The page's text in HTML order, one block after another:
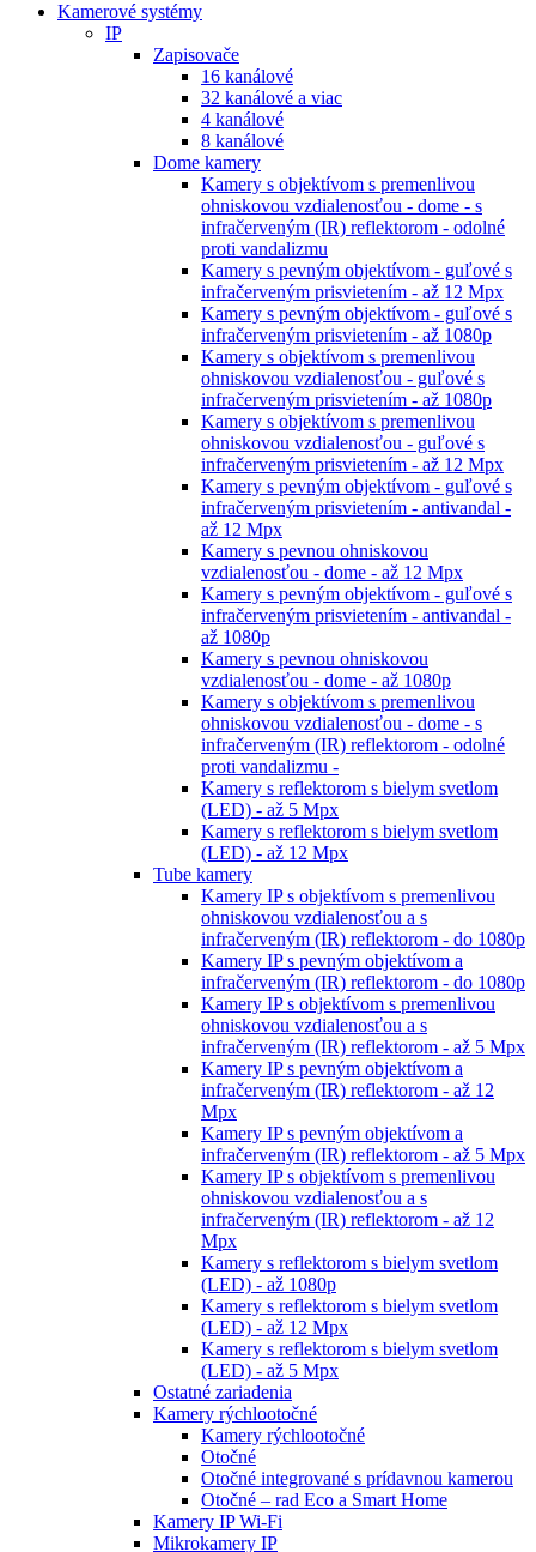
Kamerové systémy
IP
Zapisovače
16 kanálové
32 kanálové a viac
4 kanálové
8 kanálové
Dome kamery
Kamery s objektívom s premenlivou
ohniskovou vzdialenosťou - dome - s
infračerveným (IR) reflektorom - odolné
proti vandalizmu
Kamery s pevným objektívom - guľové s
infračerveným prisvietením - až 12 Mpx
Kamery s pevným objektívom - guľové s
infračerveným prisvietením - až 1080p
Kamery s objektívom s premenlivou
ohniskovou vzdialenosťou - guľové s
infračerveným prisvietením - až 1080p
Kamery s objektívom s premenlivou
ohniskovou vzdialenosťou - guľové s
infračerveným prisvietením - až 12 Mpx
Kamery s pevným objektívom - guľové s
infračerveným prisvietením - antivandal -
až 12 Mpx
Kamery s pevnou ohniskovou
vzdialenosťou - dome - až 12 Mpx
Kamery s pevným objektívom - guľové s
infračerveným prisvietením - antivandal -
až 1080p
Kamery s pevnou ohniskovou
vzdialenosťou - dome - až 1080p
Kamery s objektívom s premenlivou
ohniskovou vzdialenosťou - dome - s
infračerveným (IR) reflektorom - odolné
proti vandalizmu -
Kamery s reflektorom s bielym svetlom
(LED) - až 5 Mpx
Kamery s reflektorom s bielym svetlom
(LED) - až 12 Mpx
Tube kamery
Kamery IP s objektívom s premenlivou
ohniskovou vzdialenosťou a s
infračerveným (IR) reflektorom - do 1080p
Kamery IP s pevným objektívom a
infračerveným (IR) reflektorom - do 1080p
Kamery IP s objektívom s premenlivou
ohniskovou vzdialenosťou a s
infračerveným (IR) reflektorom - až 5 Mpx
Kamery IP s pevným objektívom a
infračerveným (IR) reflektorom - až 12
Mpx
Kamery IP s pevným objektívom a
infračerveným (IR) reflektorom - až 5 Mpx
Kamery IP s objektívom s premenlivou
ohniskovou vzdialenosťou a s
infračerveným (IR) reflektorom - až 12
Mpx
Kamery s reflektorom s bielym svetlom
(LED) - až 1080p
Kamery s reflektorom s bielym svetlom
(LED) - až 12 Mpx
Kamery s reflektorom s bielym svetlom
(LED) - až 5 Mpx
Ostatné zariadenia
Kamery rýchlootočné
Kamery rýchlootočné
Otočné
Otočné integrované s prídavnou kamerou
Otočné – rad Eco a Smart Home
Kamery IP Wi-Fi
Mikrokamery IP